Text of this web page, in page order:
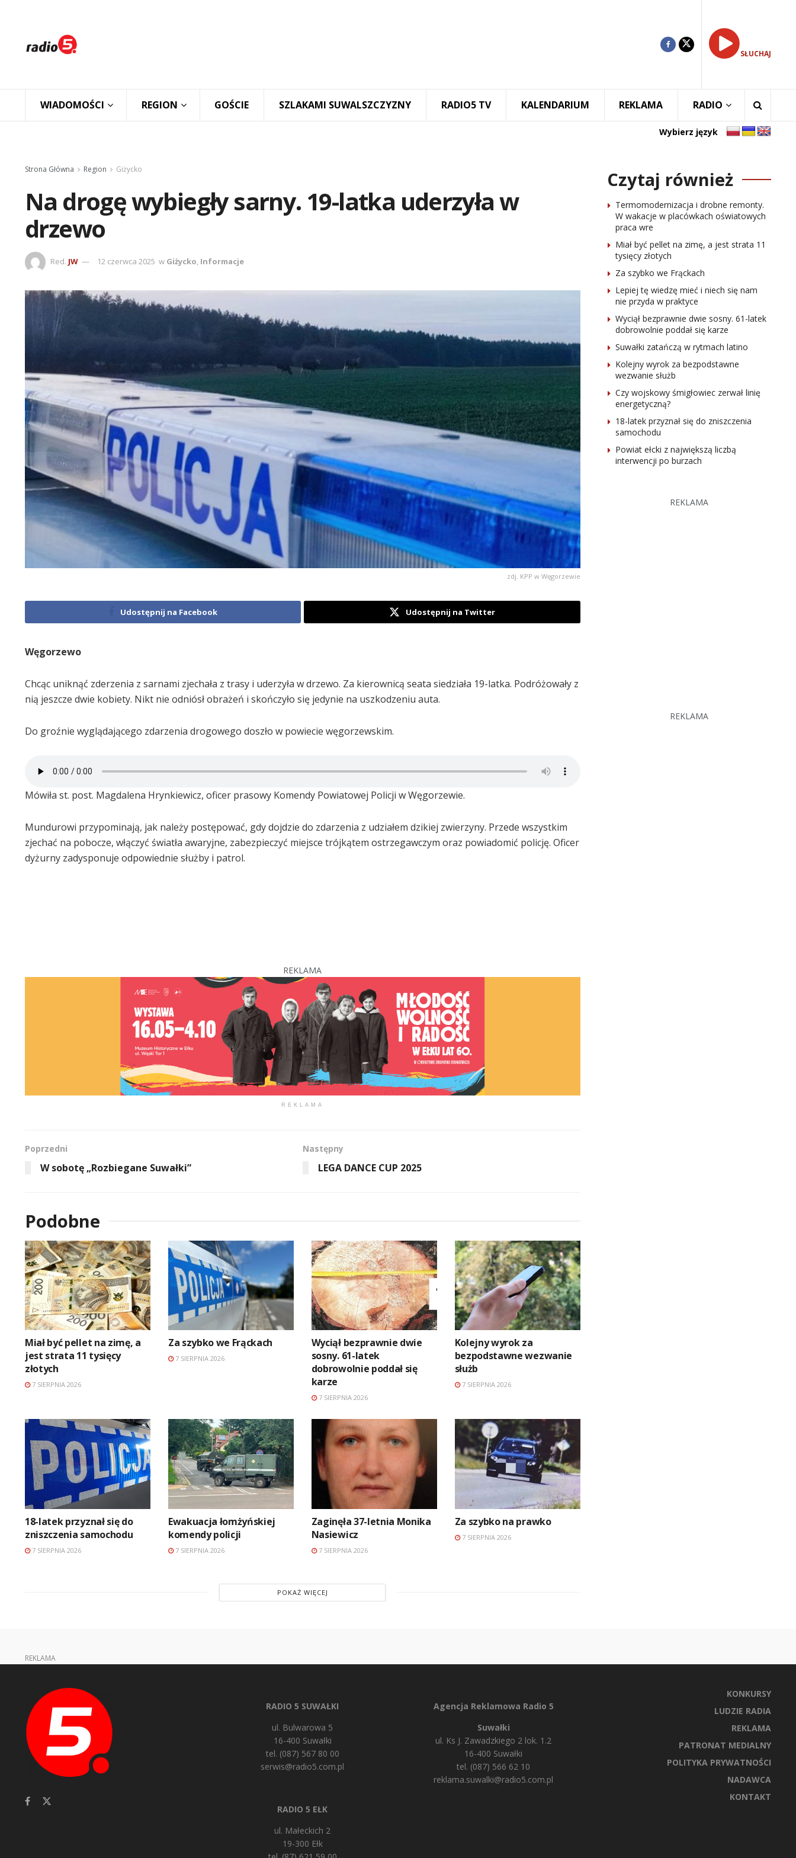
SŁUCHAJ
WIADOMOŚCI REGION GOŚCIE SZLAKAMI SUWALSZCZYZNY RADIO5 TV KALENDARIUM REKLAMA RADIO
Wybierz język
Strona Główna Region Giżycko
Na drogę wybiegły sarny. 19-latka uderzyła w
drzewo
Red. JW 12 czerwca 2025 w Giżycko, Informacje
zdj. KPP w Węgorzewie
Udostępnij na Facebook Udostępnij na Twitter
Węgorzewo
Chcąc uniknąć zderzenia z sarnami zjechała z trasy i uderzyła w drzewo. Za kierownicą seata siedziała 19-latka. Podróżowały z
nią jeszcze dwie kobiety. Nikt nie odniósł obrażeń i skończyło się jedynie na uszkodzeniu auta.
Do groźnie wyglądającego zdarzenia drogowego doszło w powiecie węgorzewskim.
Mówiła st. post. Magdalena Hrynkiewicz, oficer prasowy Komendy Powiatowej Policji w Węgorzewie.
Mundurowi przypominają, jak należy postępować, gdy dojdzie do zdarzenia z udziałem dzikiej zwierzyny. Przede wszystkim
zjechać na pobocze, włączyć światła awaryjne, zabezpieczyć miejsce trójkątem ostrzegawczym oraz powiadomić policję. Oficer
dyżurny zadysponuje odpowiednie służby i patrol.
REKLAMA
REKLAMA
Poprzedni
W sobotę „Rozbiegane Suwałki”
Następny
LEGA DANCE CUP 2025
Podobne
Miał być pellet na zimę, a
jest strata 11 tysięcy
złotych
7 SIERPNIA 2026
Za szybko we Frąckach
7 SIERPNIA 2026
Wyciął bezprawnie dwie
sosny. 61-latek
dobrowolnie poddał się
karze
7 SIERPNIA 2026
Kolejny wyrok za
bezpodstawne wezwanie
służb
7 SIERPNIA 2026
18-latek przyznał się do
zniszczenia samochodu
7 SIERPNIA 2026
Ewakuacja łomżyńskiej
komendy policji
7 SIERPNIA 2026
Zaginęła 37-letnia Monika
Nasiewicz
7 SIERPNIA 2026
Za szybko na prawko
7 SIERPNIA 2026
POKAŻ WIĘCEJ
Czytaj również
Termomodernizacja i drobne remonty.
W wakacje w placówkach oświatowych
praca wre
Miał być pellet na zimę, a jest strata 11
tysięcy złotych
Za szybko we Frąckach
Lepiej tę wiedzę mieć i niech się nam
nie przyda w praktyce
Wyciął bezprawnie dwie sosny. 61-latek
dobrowolnie poddał się karze
Suwałki zatańczą w rytmach latino
Kolejny wyrok za bezpodstawne
wezwanie służb
Czy wojskowy śmigłowiec zerwał linię
energetyczną?
18-latek przyznał się do zniszczenia
samochodu
Powiat ełcki z największą liczbą
interwencji po burzach
REKLAMA
REKLAMA
REKLAMA
RADIO 5 SUWAŁKI
ul. Bulwarowa 5
16-400 Suwałki
tel. (087) 567 80 00
serwis@radio5.com.pl
RADIO 5 EŁK
ul. Małeckich 2
19-300 Ełk
Agencja Reklamowa Radio 5
Suwałki
ul. Ks J. Zawadzkiego 2 lok. 1.2
16-400 Suwałki
tel. (087) 566 62 10
reklama.suwalki@radio5.com.pl
KONKURSY
LUDZIE RADIA
REKLAMA
PATRONAT MEDIALNY
POLITYKA PRYWATNOŚCI
NADAWCA
KONTAKT